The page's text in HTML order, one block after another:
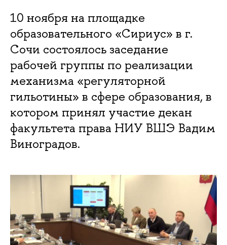
10 ноября на площадке
образовательного «Сириус» в г.
Сочи состоялось заседание
рабочей группы по реализации
механизма «регуляторной
гильотины» в сфере образования, в
котором принял участие декан
факультета права НИУ ВШЭ Вадим
Виноградов.